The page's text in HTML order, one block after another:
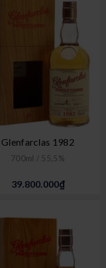
Glenfarclas 1982
700ml / 55,5%
39.800.000₫